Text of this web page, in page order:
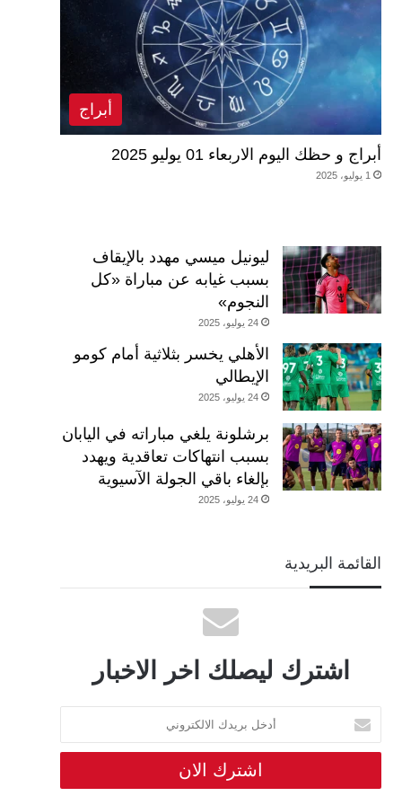
أبراج
أبراج و حظك اليوم الاربعاء 01 يوليو 2025
1 يوليو، 2025
ليونيل ميسي مهدد بالإيقاف
بسبب غيابه عن مباراة «كل
النجوم»
24 يوليو، 2025
الأهلي يخسر بثلاثية أمام كومو
الإيطالي
24 يوليو، 2025
برشلونة يلغي مباراته في اليابان
بسبب انتهاكات تعاقدية ويهدد
بإلغاء باقي الجولة الآسيوية
24 يوليو، 2025
القائمة البريدية
اشترك ليصلك اخر الاخبار
أدخل
بريدك
الالكتروني